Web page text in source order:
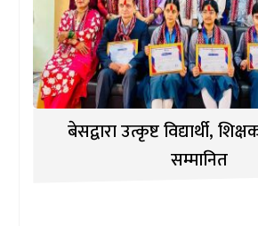
बेसद्वारा उत्कृष्ट विद्यार्थी,
सम्मानित